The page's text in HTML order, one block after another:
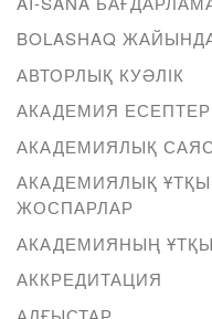
BOLASHAQ
АВТОРЛЫҚ КУӘЛІК
АКАДЕМИЯ
АКАДЕМИЯЛЫҚ
АКАДЕМИЯЛЫҚ
ЖОСПАРЛАР
АКАДЕМИЯНЫҢ
АККРЕДИТАЦИЯ